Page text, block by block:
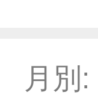
ン
ツ
へ
月別: